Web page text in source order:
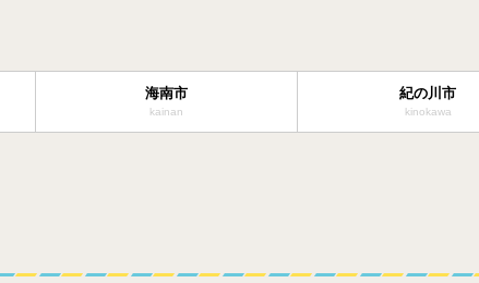
海南市
kainan
紀の川市
kinokawa